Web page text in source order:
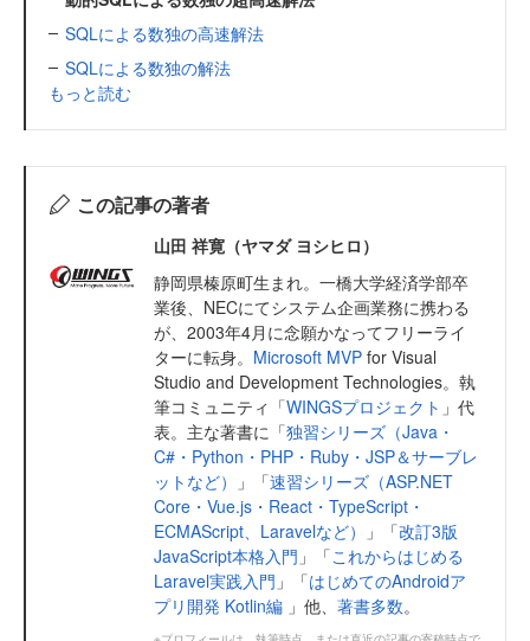
SQLによる数独の高速解法
SQLによる数独の解法
もっと読む
この記事の著者
山田 祥寛（ヤマダ ヨシヒロ）
静岡県榛原町生まれ。一橋大学経済学部卒
業後、NECにてシステム企画業務に携わる
が、2003年4月に念願かなってフリーライ
ターに転身。 Microsoft MVP for Visual
Studio and Development Technologies。執
筆コミュニティ「WINGSプロジェクト 」代
表。主な著書に「独習シリーズ（Java・
C#・Python・PHP・Ruby・JSP＆サーブレ
ットなど）
」「速習シリーズ（ASP.NET
Core・Vue.js・React・TypeScript・
ECMAScript、Laravelなど）
」「改訂3版
JavaScript本格入門 」「これからはじめる
Laravel実践入門 」「はじめてのAndroidア
プリ開発 Kotlin編 」他、 著書多数。